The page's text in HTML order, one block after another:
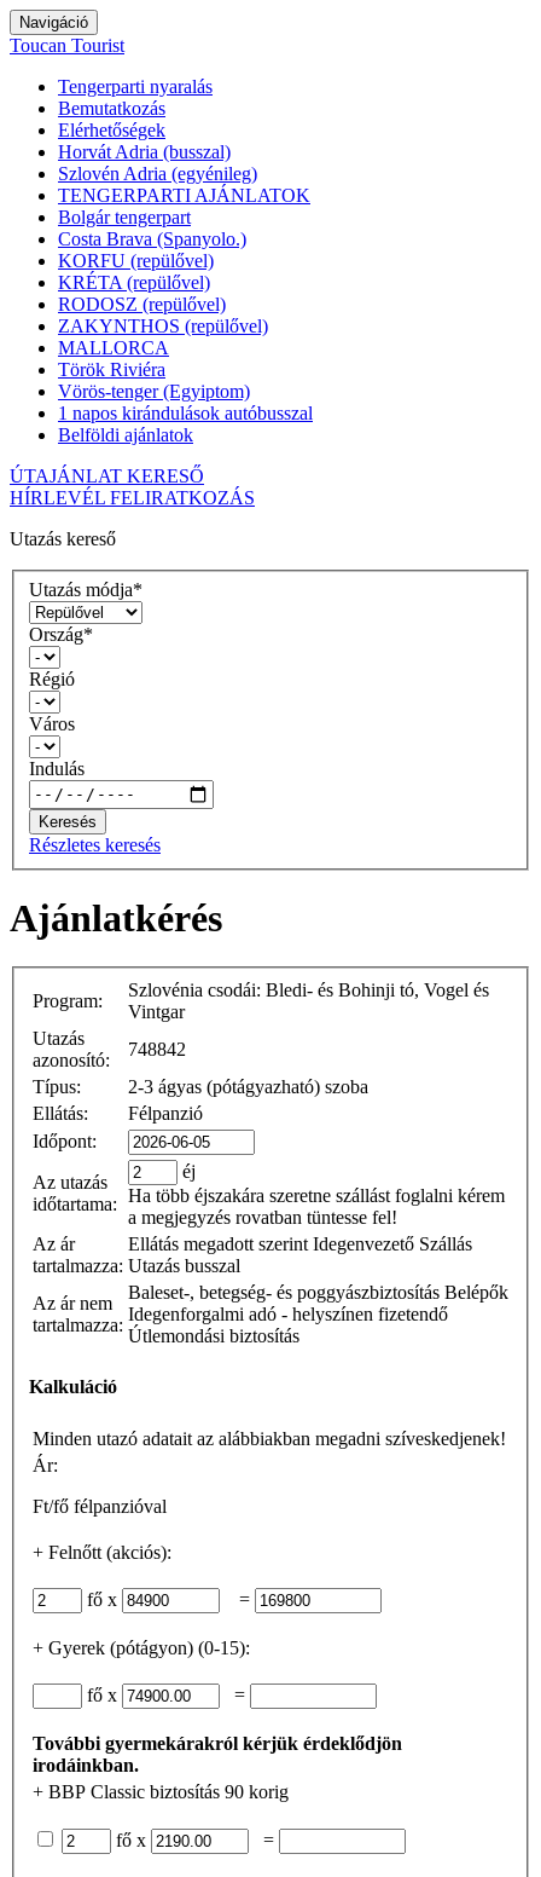
Navigáció
Toucan Tourist
Tengerparti nyaralás
Bemutatkozás
Elérhetőségek
Horvát Adria (busszal)
Szlovén Adria (egyénileg)
TENGERPARTI AJÁNLATOK
Bolgár tengerpart
Costa Brava (Spanyolo.)
KORFU (repülővel)
KRÉTA (repülővel)
RODOSZ (repülővel)
ZAKYNTHOS (repülővel)
MALLORCA
Török Riviéra
Vörös-tenger (Egyiptom)
1 napos kirándulások autóbusszal
Belföldi ajánlatok
ÚTAJÁNLAT KERESŐ
HÍRLEVÉL FELIRATKOZÁS
Utazás kereső
Utazás módja*
Ország*
Régió
Város
Indulás
Keresés
Részletes keresés
Ajánlatkérés
Program:
Szlovénia csodái: Bledi- és Bohinji tó, Vogel és
Vintgar
Utazás
azonosító:
748842
Típus:
2-3 ágyas (pótágyazható) szoba
Ellátás:
Félpanzió
Időpont:
Az utazás
időtartama:
éj
Ha több éjszakára szeretne szállást foglalni kérem
a megjegyzés rovatban tüntesse fel!
Az ár
tartalmazza:
Ellátás megadott szerint Idegenvezető Szállás
Utazás busszal
Az ár nem
tartalmazza:
Baleset-, betegség- és poggyászbiztosítás Belépők
Idegenforgalmi adó - helyszínen fizetendő
Útlemondási biztosítás
Kalkuláció
Minden utazó adatait az alábbiakban megadni szíveskedjenek!
Ár:
Ft/fő félpanzióval
+ Felnőtt (akciós):
fő x =
+ Gyerek (pótágyon) (0-15):
fő x =
További gyermekárakról kérjük érdeklődjön
irodáinkban.
+
BBP Classic biztosítás 90 korig
fő x =